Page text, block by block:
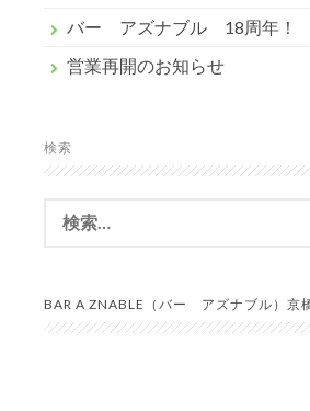
バー アズナブル 18周年！
営業再開のお知らせ
検索
BAR A ZNABLE（バー アズナブル）京